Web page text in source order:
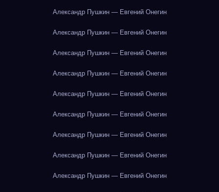
Александр Пушкин — Евгений Онегин
Александр Пушкин — Евгений Онегин
Александр Пушкин — Евгений Онегин
Александр Пушкин — Евгений Онегин
Александр Пушкин — Евгений Онегин
Александр Пушкин — Евгений Онегин
Александр Пушкин — Евгений Онегин
Александр Пушкин — Евгений Онегин
Александр Пушкин — Евгений Онегин